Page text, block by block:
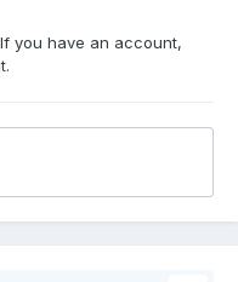
you have an account,